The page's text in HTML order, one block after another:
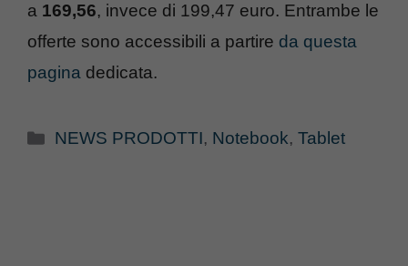
a 169,56, invece di 199,47 euro. Entrambe le
offerte sono accessibili a partire da questa
pagina dedicata.
Categorie
NEWS PRODOTTI, Notebook,Tablet